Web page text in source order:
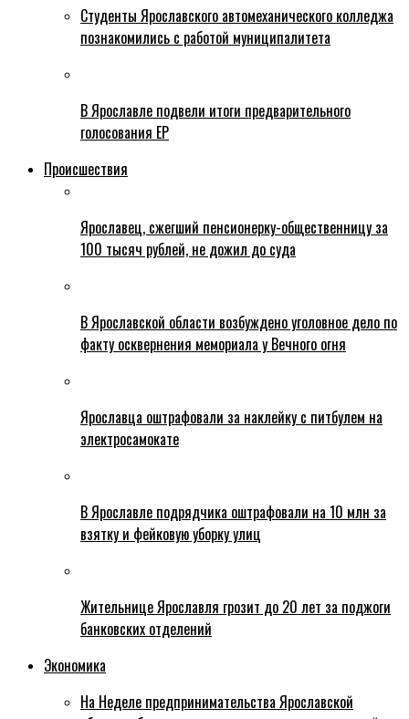
Студенты Ярославского автомеханического колледжа
познакомились с работой муниципалитета
В Ярославле подвели итоги предварительного
голосования ЕР
Происшествия
Ярославец, сжегший пенсионерку-общественницу за
100 тысяч рублей, не дожил до суда
В Ярославской области возбуждено уголовное дело по
факту осквернения мемориала у Вечного огня
Ярославца оштрафовали за наклейку с питбулем на
электросамокате
В Ярославле подрядчика оштрафовали на 10 млн за
взятку и фейковую уборку улиц
Жительнице Ярославля грозит до 20 лет за поджоги
банковских отделений
Экономика
На Неделе предпринимательства Ярославской